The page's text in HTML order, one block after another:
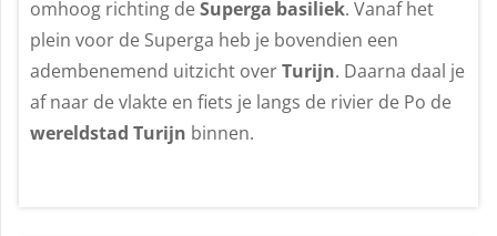
omhoog richting deSuperga basiliek. Vanaf het
plein voor de Superga heb je bovendien een
adembenemend uitzicht overTurijn. Daarna daal je
af naar de vlakte en fiets je langs de rivier de Po de
wereldstad Turijn binnen.